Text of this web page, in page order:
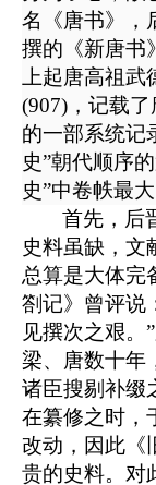
名《唐书》，
撰的《新唐书
上起唐高祖
(907)，记载了
的一部系统记
史”朝代顺序
史”中卷帙最
首先，后
史料虽缺，文
总算是大体完
劄记》曾评说
见撰次之艰。
梁、唐数十年
诸臣搜剔补缀
在纂修之时，
改动，因此《
贵的史料。对